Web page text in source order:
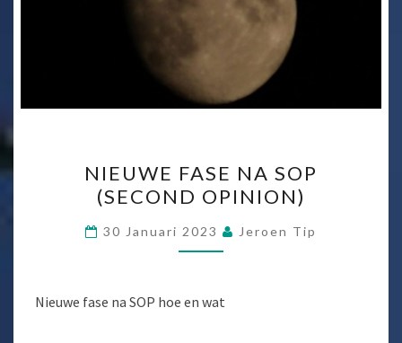
FASE
NA
SOP
(SECOND
NIEUWE FASE NA SOP
(SECOND OPINION)
30 Januari 2023 Jeroen Tip
Nieuwe fase na SOP hoe en wat